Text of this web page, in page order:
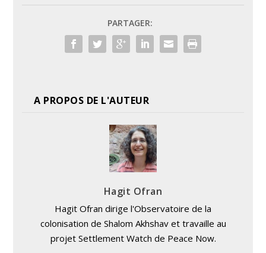
PARTAGER:
A PROPOS DE L'AUTEUR
Hagit Ofran
Hagit Ofran dirige l'Observatoire de la
colonisation de Shalom Akhshav et travaille au
projet Settlement Watch de Peace Now.